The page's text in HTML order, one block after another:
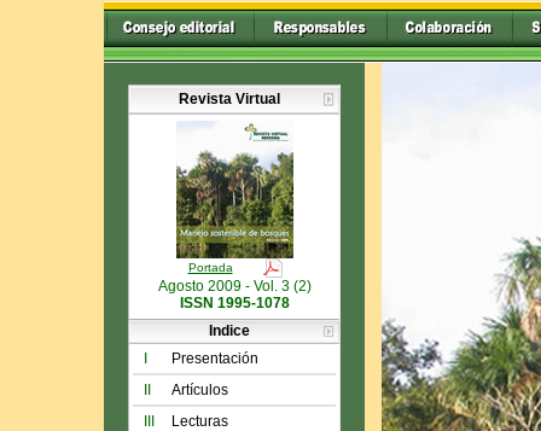
Revista Virtual
Portada
Agosto 2009 - Vol. 3 (2)
ISSN 1995-1078
Indice
Presentación
Artículos
Lecturas